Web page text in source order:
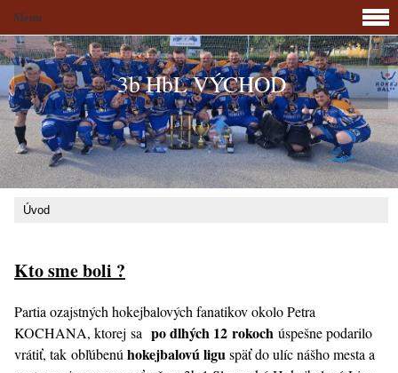
3b HbL VÝCHOD
Úvod
Kto sme boli ?
Partia ozajstných hokejbalových fanatikov okolo Petra
KOCHANA, ktorej sa po dlhých 12 rokoch úspešne podarilo
vrátiť, tak obľúbenú hokejbalovú liguspäť do ulíc nášho mesta a
Menu